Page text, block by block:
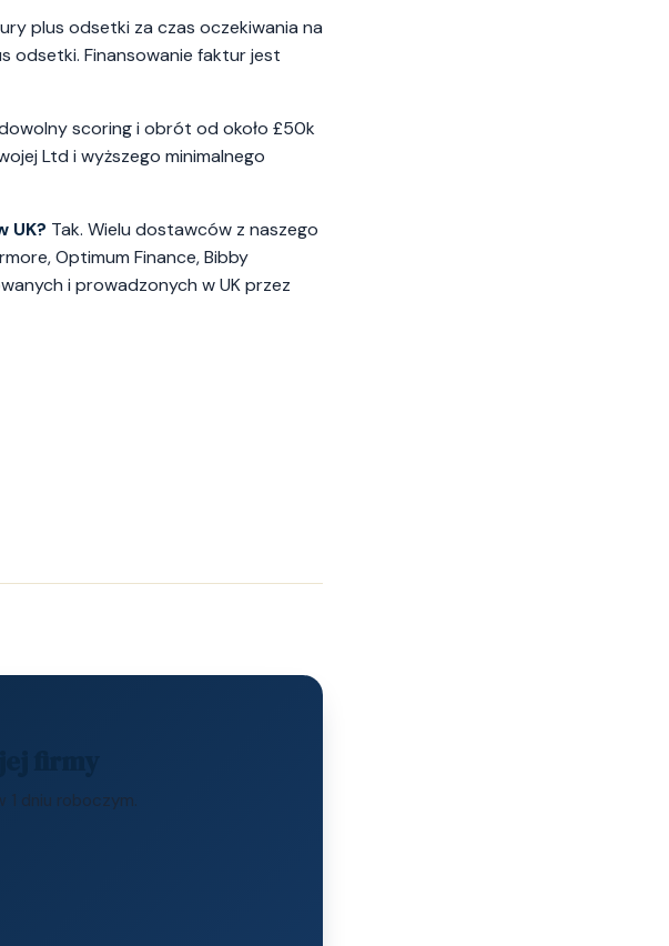
plus odsetki za czas oczekiwania na
odsetki. Finansowanie faktur jest
scoring i obrót od około £50k
Ltd i wyższego minimalnego
UK? Tak. Wielu dostawców z naszego
Optimum Finance, Bibby
i prowadzonych w UK przez
1 dniu roboczym.